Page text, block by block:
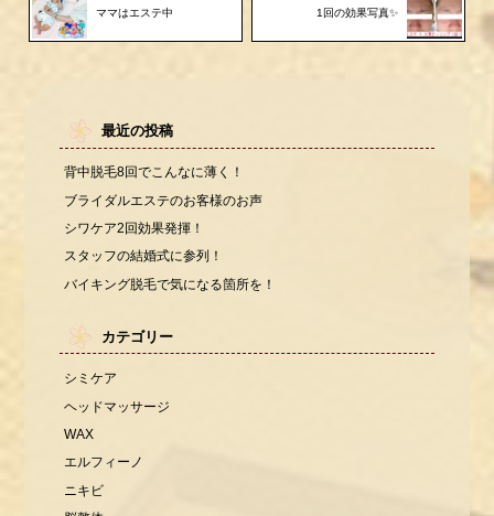
ママはエステ中
1回の効果写真✨
最近の投稿
背中脱毛8回でこんなに薄く！
ブライダルエステのお客様のお声
シワケア2回効果発揮！
スタッフの結婚式に参列！
バイキング脱毛で気になる箇所を！
カテゴリー
シミケア
ヘッドマッサージ
WAX
エルフィーノ
ニキビ